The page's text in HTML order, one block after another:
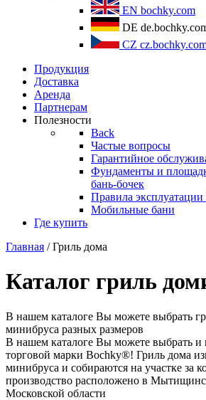
EN bochky.com
DE
CZ
Продукция
Доставка
Аренда
Партнерам
Полезности
Back
Частые вопросы
Гарантийное
Фундаменты и
бань-бочек
Правила эксплуатации
Мобильные бани
Где купить
Главная / Гриль дома
Каталог гриль
В нашем каталоге Вы можете выбрать
минибруса разных размеров
В нашем каталоге Вы можете выбрать и
торговой марки Bochky®! Гриль дома
минибруса и собираются на участке за
производство расположено в
Московской области